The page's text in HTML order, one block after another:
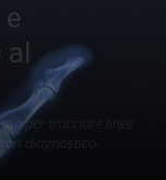
al
per tracciare linee
diagnostico-